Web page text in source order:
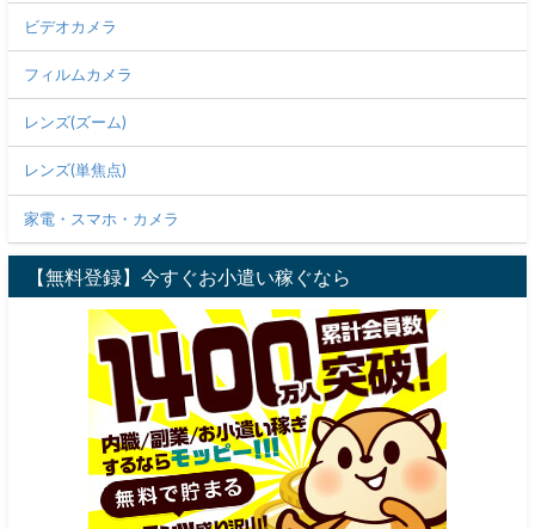
ビデオカメラ
フィルムカメラ
レンズ(ズーム)
レンズ(単焦点)
家電・スマホ・カメラ
【無料登録】今すぐお小遣い稼ぐなら